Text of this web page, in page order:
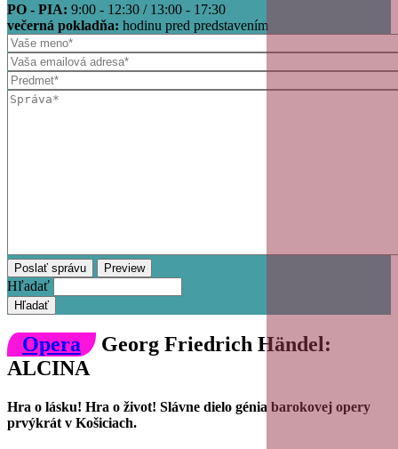
PO - PIA: 9:00 - 12:30 / 13:00 - 17:30
večerná pokladňa: hodinu pred predstavením
Hľadať
Opera
Georg Friedrich Händel:
ALCINA
Hra o lásku! Hra o život! Slávne dielo génia barokovej opery
prvýkrát v Košiciach.